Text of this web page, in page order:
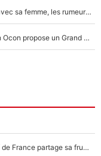
F1 : Charles Leclerc surpris par les paparazzis avec sa femme, les rumeurs étaient vraies !
Comme pour le final du Tour de France, Esteban Ocon propose un Grand Prix de Formule 1 à Paris : «Autour de l’Arc de Triomphe, ce serait génial» !
Mis de côté par Fabien Galthié, un joueur du XV de France partage sa frustration : «ils ne me l’ont pas dit tout de suite»